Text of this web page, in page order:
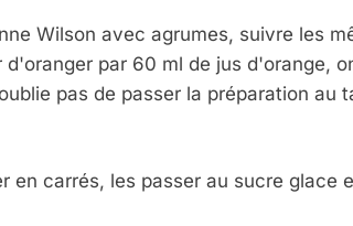
Wilson avec agrumes, suivre les
par 60 ml de jus d'orange,
pas de passer la préparation au
en carrés, les passer au sucre glace